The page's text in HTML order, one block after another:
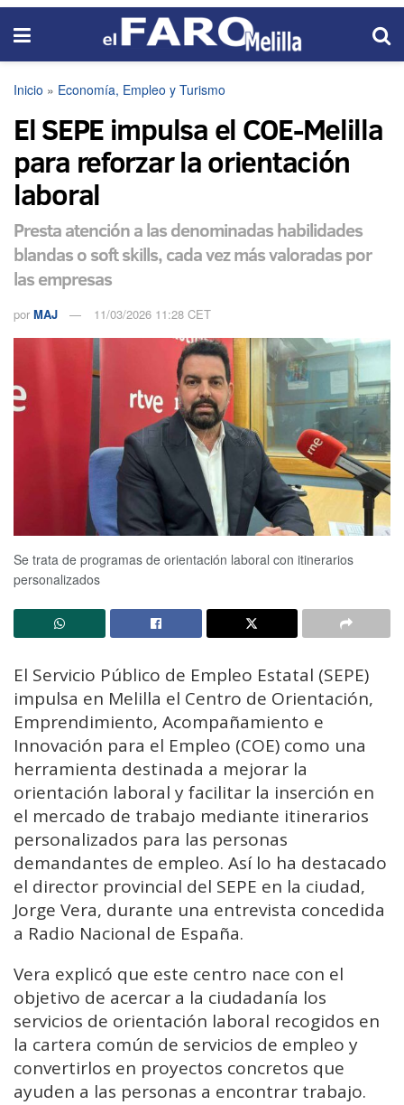
Inicio » Economía, Empleo y Turismo
El SEPE impulsa el COE-Melilla
para reforzar la orientación
laboral
Presta atención a las denominadas habilidades
blandas o soft skills, cada vez más valoradas por
las empresas
por MAJ 11/03/2026 11:28 CET
Se trata de programas de orientación laboral con itinerarios
personalizados
El Servicio Público de Empleo Estatal (SEPE)
impulsa en Melilla el Centro de Orientación,
Emprendimiento, Acompañamiento e
Innovación para el Empleo (COE) como una
herramienta destinada a mejorar la
orientación laboral y facilitar la inserción en
el mercado de trabajo mediante itinerarios
personalizados para las personas
demandantes de empleo. Así lo ha destacado
el director provincial del SEPE en la ciudad,
Jorge Vera, durante una entrevista concedida
a Radio Nacional de España.
Vera explicó que este centro nace con el
objetivo de acercar a la ciudadanía los
servicios de orientación laboral recogidos en
la cartera común de servicios de empleo y
convertirlos en proyectos concretos que
ayuden a las personas a encontrar trabajo.